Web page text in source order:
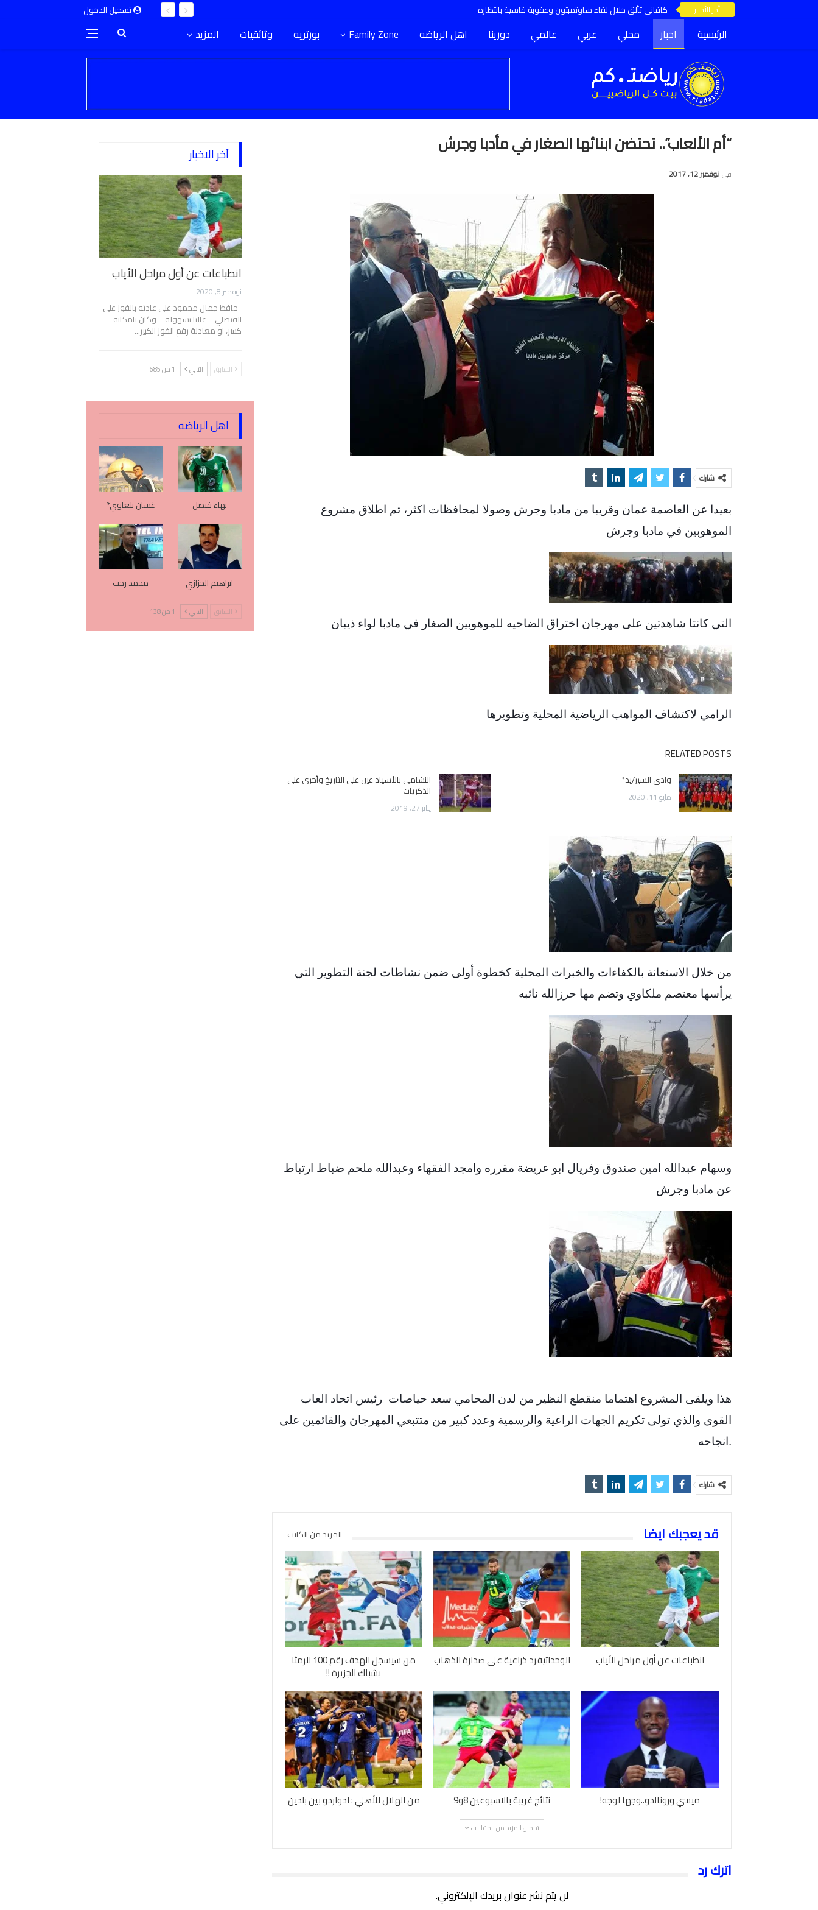
تسجيل الدخول آخر الأخبار كافاني تألق خلال لقاء ساوثمبتون وعقوبة قاسية بانتظاره
الرئيسية اخبار محلي عربي عالمي دورينا اهل الرياضه Family Zone بورتريه وثائقيات المزيد
“أم الألعاب”.. تحتضن ابنائها الصغار في مأدبا وجرش
في نوفمبر 12, 2017
شارك
بعيدا عن العاصمة عمان وقريبا من مادبا وجرش وصولا لمحافظات اكثر، تم اطلاق مشروع
الموهوبين في مادبا وجرش
التي كانتا شاهدتين على مهرجان اختراق الضاحيه للموهوبين الصغار في مادبا لواء ذيبان
الرامي لاكتشاف المواهب الرياضية المحلية وتطويرها
RELATED POSTS
وادي السير/يد*
مايو 11, 2020
النشامى بالأسياد عين على التاريخ وأخرى على
الذكريات
يناير 27, 2019
من خلال الاستعانة بالكفاءات والخبرات المحلية كخطوة أولى ضمن نشاطات لجنة التطوير التي
يرأسها معتصم ملكاوي وتضم مها حرزالله نائبه
وسهام عبدالله امين صندوق وفريال ابو عريضة مقرره وامجد الفقهاء وعبدالله ملحم ضباط ارتباط
عن مادبا وجرش
هذا ويلقى المشروع اهتماما منقطع النظير من لدن المحامي سعد حياصات رئيس اتحاد العاب
القوى والذي تولى تكريم الجهات الراعية والرسمية وعدد كبير من متتبعي المهرجان والقائمين على
انجاحه.
شارك
قد يعجبك ايضا المزيد من الكاتب
انطباعات عن أول مراحل الأياب الوحداتيفرد ذراعية على صدارة الذهاب من سيسجل الهدف رقم 100 للرمثا
بشباك الجزيرة !!
ميسي ورونالدو..وجها لوجه! نتائج غريبة بالاسبوعين 8و9 من الهلال للأهلي : ادواردو بين بلدين
تحميل المزيد من المقالات
اترك رد
لن يتم نشر عنوان بريدك الإلكتروني.
آخر الاخبار
انطباعات عن أول مراحل الأياب
نوفمبر 8, 2020
حافظ جمال محمود على عادته بالفوز على
الفيصلي – غالبا بسهولة – وكان بامكانه
كسر، او معادلة رقم الفوز الكبير…
السابق التالي 1 من 685
اهل الرياضه
بهاء فيصل غسان بلعاوي*
ابراهيم الجزازي محمد رجب
السابق التالي 1 من 138